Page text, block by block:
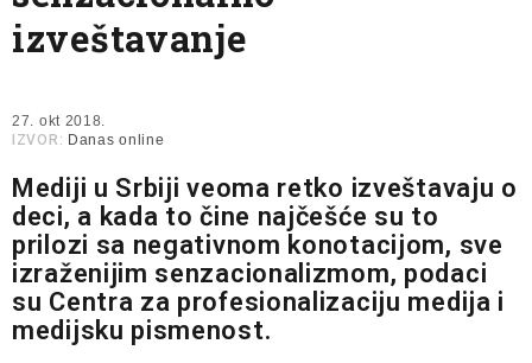
izveštavanje
27. okt 2018.
IZVOR: Danas online
Mediji u Srbiji veoma retko izveštavaju o
deci, a kada to čine najčešće su to
prilozi sa negativnom konotacijom, sve
izraženijim senzacionalizmom, podaci
su Centra za profesionalizaciju medija i
medijsku pismenost.